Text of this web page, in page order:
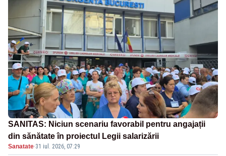
SANITAS: Niciun scenariu favorabil pentru angajații
din sănătate în proiectul Legii salarizării
Sanatate·31 iul. 2026, 07:29